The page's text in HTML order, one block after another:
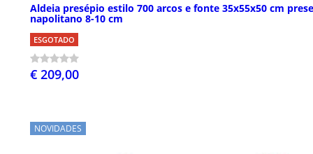
Aldeia presépio estilo 700 arcos e fonte 35x55x50 cm
napolitano 8-10 cm
ESGOTADO
€ 209,00
NOVIDADES